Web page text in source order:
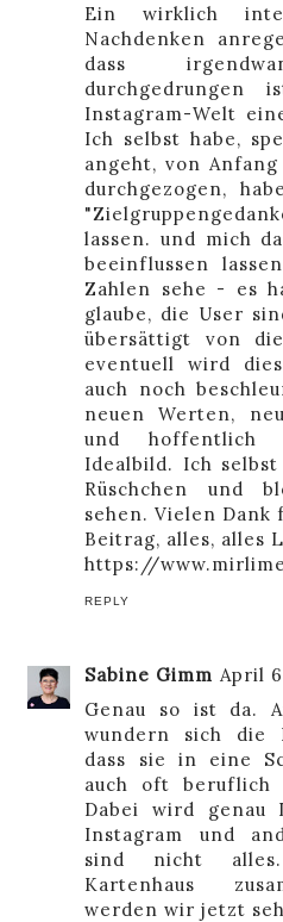
Ein wirklich
Nachdenken
dass
durchgedrungen
Instagram-Welt
Ich selbst habe,
angeht, von
durchgezogen,
lassen. und mich
beeinflussen
Zahlen sehe - es
glaube, die User
übersättigt von
eventuell wird
auch noch
neuen Werten,
und hoffentlich
Idealbild. Ich
Rüschchen und
sehen. Vielen Dank
Beitrag, alles, alles
https://
REPLY
Sabine Gimm April
Genau so ist da.
wundern sich die
dass sie in eine
auch oft beruflich
Dabei wird genau
Instagram und
sind nicht
Kartenhaus
werden wir jetzt